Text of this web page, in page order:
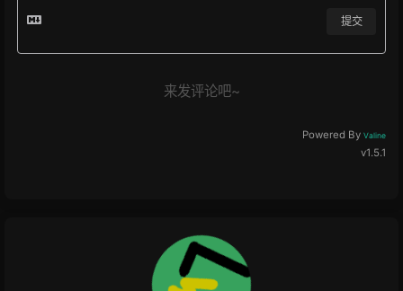
提交
来发评论吧~
Powered By Valine
v1.5.1